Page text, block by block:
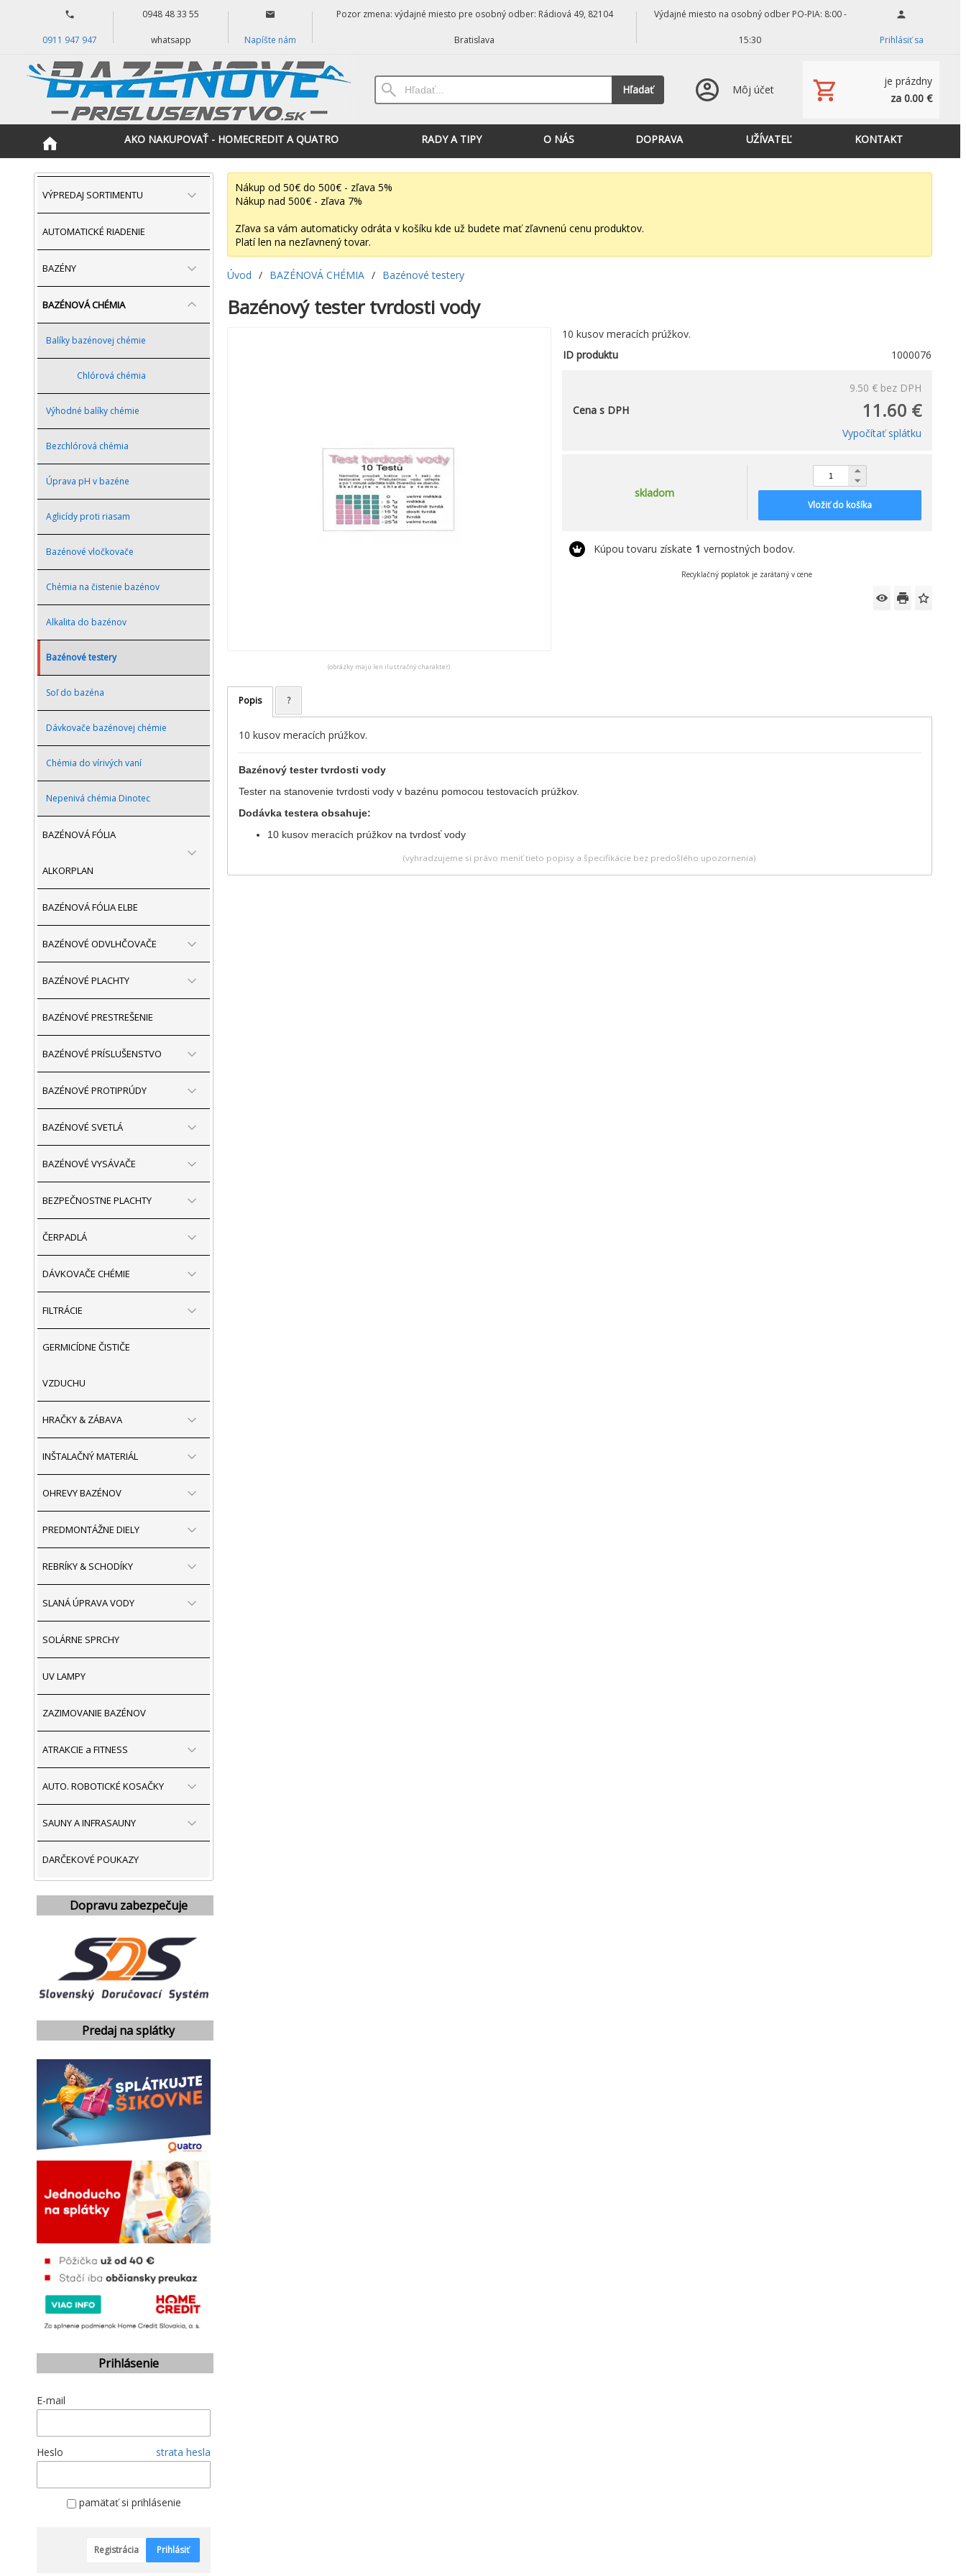
0911 947 947
0948 48 33 55
whatsapp Napíšte nám
Pozor zmena: výdajné miesto pre osobný odber: Rádiová 49, 82104
Bratislava
Výdajné miesto na osobný odber PO-PIA: 8:00 -
15:30 Prihlásiť sa
Hľadať Môj účet
je prázdny
za 0.00 €
AKO NAKUPOVAŤ - HOMECREDIT A QUATRO RADY A TIPY O NÁS DOPRAVA UŽÍVATEĽ KONTAKT
VÝPREDAJ SORTIMENTU
AUTOMATICKÉ RIADENIE
BAZÉNY
BAZÉNOVÁ CHÉMIA
Balíky bazénovej chémie
Chlórová chémia
Výhodné balíky chémie
Bezchlórová chémia
Úprava pH v bazéne
Aglicídy proti riasam
Bazénové vločkovače
Chémia na čistenie bazénov
Alkalita do bazénov
Bazénové testery
Soľ do bazéna
Dávkovače bazénovej chémie
Chémia do vírivých vaní
Nepenivá chémia Dinotec
BAZÉNOVÁ FÓLIA
ALKORPLAN
BAZÉNOVÁ FÓLIA ELBE
BAZÉNOVÉ ODVLHČOVAČE
BAZÉNOVÉ PLACHTY
BAZÉNOVÉ PRESTREŠENIE
BAZÉNOVÉ PRÍSLUŠENSTVO
BAZÉNOVÉ PROTIPRÚDY
BAZÉNOVÉ SVETLÁ
BAZÉNOVÉ VYSÁVAČE
BEZPEČNOSTNE PLACHTY
ČERPADLÁ
DÁVKOVAČE CHÉMIE
FILTRÁCIE
GERMICÍDNE ČISTIČE
VZDUCHU
HRAČKY & ZÁBAVA
INŠTALAČNÝ MATERIÁL
OHREVY BAZÉNOV
PREDMONTÁŽNE DIELY
REBRÍKY & SCHODÍKY
SLANÁ ÚPRAVA VODY
SOLÁRNE SPRCHY
UV LAMPY
ZAZIMOVANIE BAZÉNOV
ATRAKCIE a FITNESS
AUTO. ROBOTICKÉ KOSAČKY
SAUNY A INFRASAUNY
DARČEKOVÉ POUKAZY
Dopravu zabezpečuje
Predaj na splátky
Prihlásenie
E-mail
Heslo strata hesla
pamätať si prihlásenie
Registrácia Prihlásiť
Nákup od 50€ do 500€ - zľava 5%
Nákup nad 500€ - zľava 7%
Zľava sa vám automaticky odráta v košíku kde už budete mať zľavnenú cenu produktov.
Platí len na nezľavnený tovar.
Úvod / BAZÉNOVÁ CHÉMIA / Bazénové testery
Bazénový tester tvrdosti vody
(obrázky majú len ilustračný charakter)
10 kusov meracích prúžkov.
ID produktu
1000076
9.50 € bez DPH
11.60 €
Cena s DPH
Vypočítať splátku
skladom
Vložiť do košíka
Kúpou tovaru získate 1 vernostných bodov.
Recyklačný poplatok je zarátaný v cene
Popis ?
10 kusov meracích prúžkov.
Bazénový tester tvrdosti vody
Tester na stanovenie tvrdosti vody v bazénu pomocou testovacích prúžkov.
Dodávka testera obsahuje:
10 kusov meracích prúžkov na tvrdosť vody
(vyhradzujeme si právo meniť tieto popisy a špecifikácie bez predošlého upozornenia)